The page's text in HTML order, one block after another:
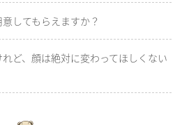
してもらえますか？
ど、顔は絶対に変わってほしくない